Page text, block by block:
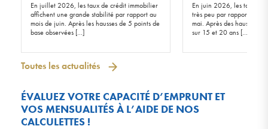
En juillet 2026, les taux de crédit immobilier
affichent une grande stabilité par rapport au
mois de juin. Après les hausses de 5 points de
base observées […]
En juin 2026, les taux
très peu par rapport à
mai. Après des hausses
sur 15 et 20 ans […]
Toutes les actualités
ÉVALUEZ VOTRE CAPACITÉ D’EMPRUNT ET
VOS MENSUALITÉS À L’AIDE DE NOS
CALCULETTES !